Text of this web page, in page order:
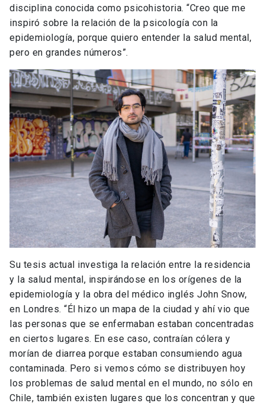
disciplina conocida como psicohistoria. “Creo que me
inspiró sobre la relación de la psicología con la
epidemiología, porque quiero entender la salud mental,
pero en grandes números”.
Su tesis actual investiga la relación entre la residencia
y la salud mental, inspirándose en los orígenes de la
epidemiología y la obra del médico inglés John Snow,
en Londres. “Él hizo un mapa de la ciudad y ahí vio que
las personas que se enfermaban estaban concentradas
en ciertos lugares. En ese caso, contraían cólera y
morían de diarrea porque estaban consumiendo agua
contaminada. Pero si vemos cómo se distribuyen hoy
los problemas de salud mental en el mundo, no sólo en
Chile, también existen lugares que los concentran y que